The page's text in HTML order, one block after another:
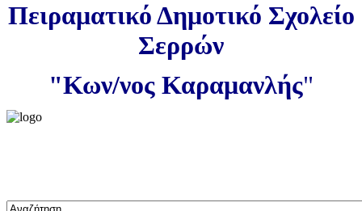
Πειραματικό Δημοτικό Σχολείο
Σερρών
"Κων/νος Καραμανλής"